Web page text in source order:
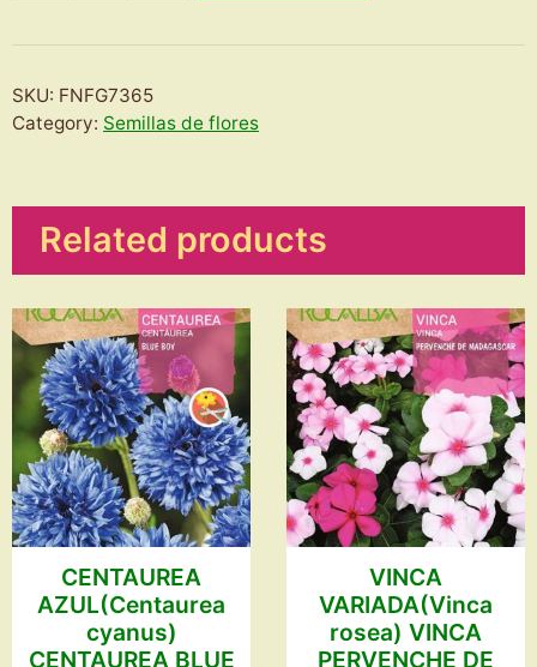
O’HARA
ROJA(Ipomoea
SKU: FNFG7365
Category: Semillas de flores
Related products
CENTAUREA
AZUL(Centaurea
cyanus)
CENTAUREA BLUE
VINCA
VARIADA(Vinca
rosea) VINCA
PERVENCHE DE